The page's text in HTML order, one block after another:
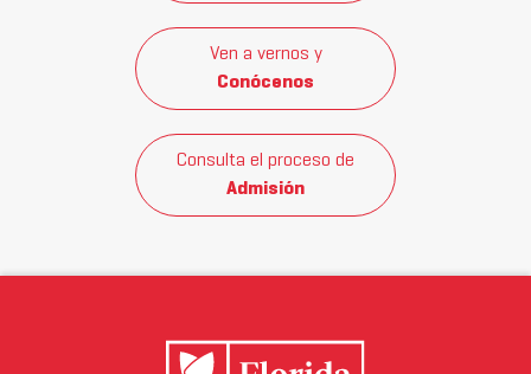
Ven a vernos y
Conócenos
Consulta el proceso de
Admisión